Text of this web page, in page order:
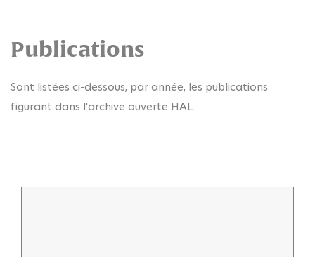
Publications
Sont listées ci-dessous, par année, les publications
figurant dans l'archive ouverte HAL.